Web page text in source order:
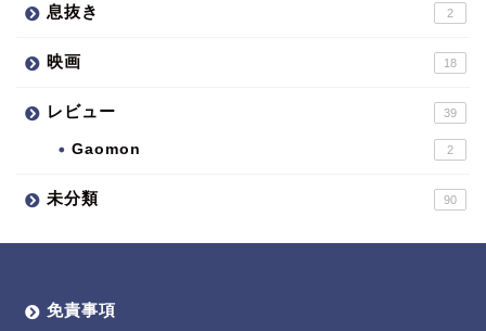
息抜き 2
映画 18
レビュー 39
Gaomon 2
未分類 90
免責事項